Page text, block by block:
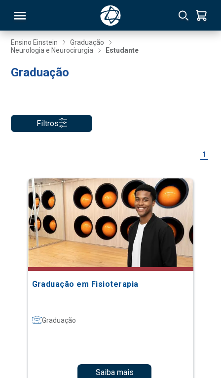
Ensino Einstein
Graduação
Neurologia e Neurocirurgia
Estudante
Graduação
Filtros
1
Graduação em Fisioterapia
Graduação
Saiba mais